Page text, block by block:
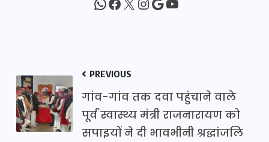
PREVIOUS
गांव-गांव तक दवा पहुंचाने वाले
पूर्व स्वास्थ्य मंत्री राजनारायण को
सपाइयों ने दी भावभीनी श्रद्धांजलि